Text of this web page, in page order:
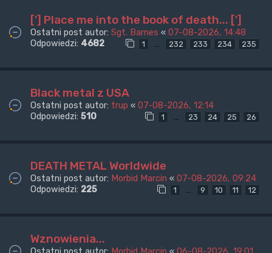
['] Place me into the book of death... [']
Ostatni post autor: Sgt. Barnes « 07-08-2026, 14:48
Odpowiedzi: 4682 1 … 232 233 234 235
Black metal z USA
Ostatni post autor: trup « 07-08-2026, 12:14
Odpowiedzi: 510 1 … 23 24 25 26
DEATH METAL Worldwide
Ostatni post autor: Morbid Marcin « 07-08-2026, 09:24
Odpowiedzi: 225 1 … 9 10 11 12
Wznowienia...